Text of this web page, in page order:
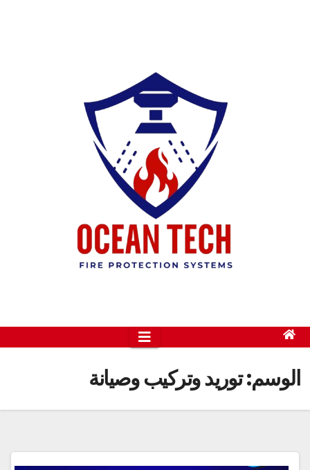
الوسم:توريد وتركيب وصيانة